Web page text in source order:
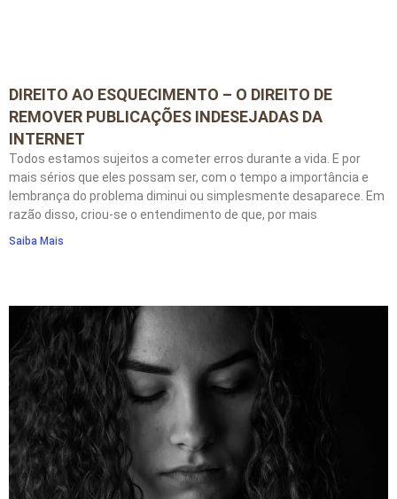
DIREITO AO ESQUECIMENTO – O DIREITO DE
REMOVER PUBLICAÇÕES INDESEJADAS DA
INTERNET
Todos estamos sujeitos a cometer erros durante a vida. E por
mais sérios que eles possam ser, com o tempo a importância e
lembrança do problema diminui ou simplesmente desaparece. Em
razão disso, criou-se o entendimento de que, por mais
Saiba Mais